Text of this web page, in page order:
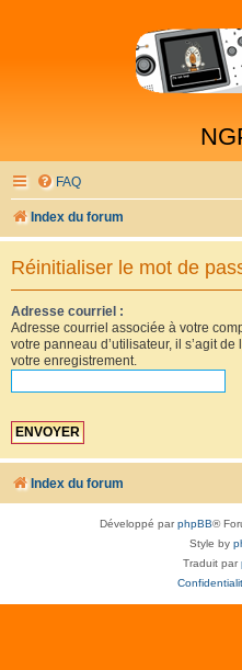
FAQ
Index du forum
Réinitialiser le mot de
Adresse courriel :
Adresse courriel associée à votre
votre panneau d’utilisateur, il s’agit
votre enregistrement.
Index du forum
Développé parphpBB®
Style by
Traduit par